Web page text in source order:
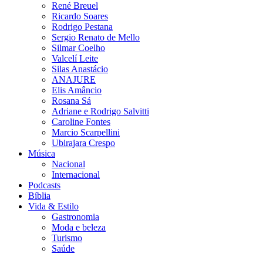
René Breuel
Ricardo Soares
Rodrigo Pestana
Sergio Renato de Mello
Silmar Coelho
Valcelí Leite
Silas Anastácio
ANAJURE
Elis Amâncio
Rosana Sá
Adriane e Rodrigo Salvitti
Caroline Fontes
Marcio Scarpellini
Ubirajara Crespo
Música
Nacional
Internacional
Podcasts
Bíblia
Vida & Estilo
Gastronomia
Moda e beleza
Turismo
Saúde